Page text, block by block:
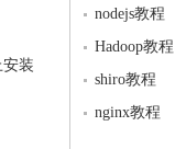
装
nodejs教程
Hadoop教程
shiro教程
nginx教程